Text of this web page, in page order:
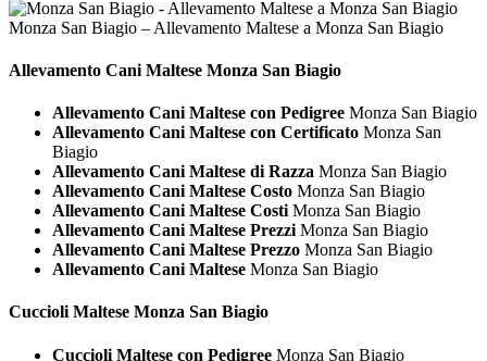
Monza San Biagio – Allevamento Maltese a Monza San Biagio
Allevamento Cani Maltese Monza San Biagio
Allevamento Cani Maltese con Pedigree Monza San Biagio
Allevamento Cani Maltese con Certificato Monza San
Biagio
Allevamento Cani Maltese di Razza Monza San Biagio
Allevamento Cani Maltese Costo Monza San Biagio
Allevamento Cani Maltese Costi Monza San Biagio
Allevamento Cani Maltese Prezzi Monza San Biagio
Allevamento Cani Maltese Prezzo Monza San Biagio
Allevamento Cani Maltese Monza San Biagio
Cuccioli Maltese Monza San Biagio
Cuccioli Maltese con Pedigree Monza San Biagio